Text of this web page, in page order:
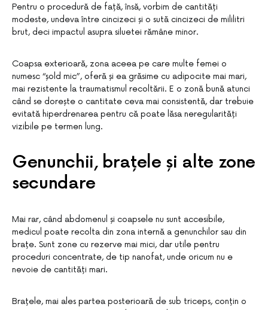
Pentru o procedură de față, însă, vorbim de cantități
modeste, undeva între cincizeci și o sută cincizeci de mililitri
brut, deci impactul asupra siluetei rămâne minor.
Coapsa exterioară, zona aceea pe care multe femei o
numesc “șold mic”, oferă și ea grăsime cu adipocite mai mari,
mai rezistente la traumatismul recoltării. E o zonă bună atunci
când se dorește o cantitate ceva mai consistentă, dar trebuie
evitată hiperdrenarea pentru că poate lăsa neregularități
vizibile pe termen lung.
Genunchii, brațele și alte zone
secundare
Mai rar, când abdomenul și coapsele nu sunt accesibile,
medicul poate recolta din zona internă a genunchilor sau din
brațe. Sunt zone cu rezerve mai mici, dar utile pentru
proceduri concentrate, de tip nanofat, unde oricum nu e
nevoie de cantități mari.
Brațele, mai ales partea posterioară de sub triceps, conțin o